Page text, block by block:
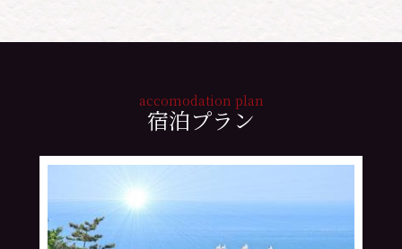
accomodation plan
宿泊プラン